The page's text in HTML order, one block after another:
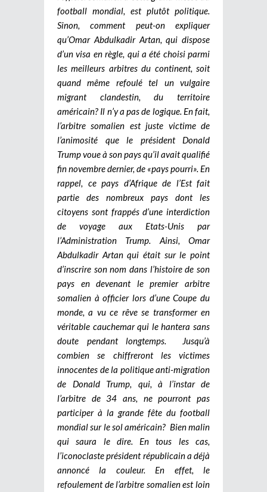
football mondial, est plutôt politique.
Sinon, comment peut-on expliquer
qu’Omar Abdulkadir Artan, qui dispose
d’un visa en règle, qui a été choisi parmi
les meilleurs arbitres du continent, soit
quand même refoulé tel un vulgaire
migrant clandestin, du territoire
américain? Il n’y a pas de logique. En fait,
l’arbitre somalien est juste victime de
l’animosité que le président Donald
Trump voue à son pays qu’il avait qualifié
fin novembre dernier, de «pays pourri». En
rappel, ce pays d’Afrique de l’Est fait
partie des nombreux pays dont les
citoyens sont frappés d’une interdiction
de voyage aux Etats-Unis par
l’Administration Trump. Ainsi, Omar
Abdulkadir Artan qui était sur le point
d’inscrire son nom dans l’histoire de son
pays en devenant le premier arbitre
somalien à officier lors d’une Coupe du
monde, a vu ce rêve se transformer en
véritable cauchemar qui le hantera sans
doute pendant longtemps.
Jusqu’à
combien se chiffreront les victimes
innocentes de la politique anti-migration
de Donald Trump, qui, à l’instar de
l’arbitre de 34 ans, ne pourront pas
participer à la grande fête du football
mondial sur le sol américain? Bien malin
qui saura le dire. En tous les cas,
l’iconoclaste président républicain a déjà
annoncé la couleur. En effet, le
refoulement de l’arbitre somalien est loin